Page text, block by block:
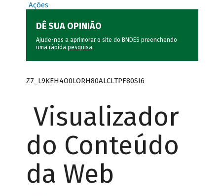
Ações
DÊ SUA OPINIÃO
Ajude-nos a aprimorar o site do BNDES preenchendo
uma rápida pesquisa.
Z7_L9KEH4O0LORH80ALCLTPF80SI6
Visualizador
do Conteúdo
da Web